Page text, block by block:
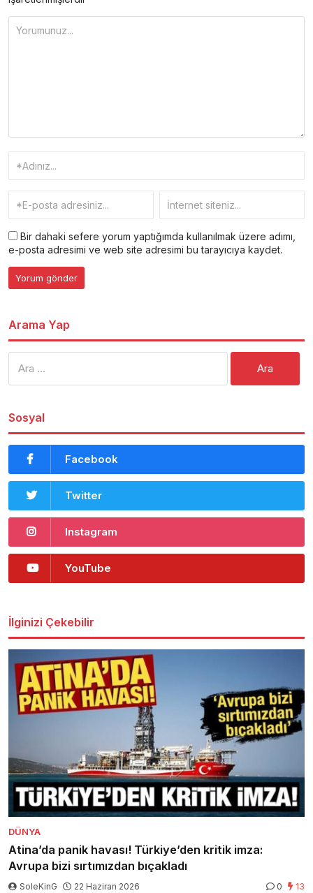
Bir dahaki sefere yorum yaptığımda kullanılmak üzere adımı,
e-posta adresimi ve web site adresimi bu tarayıcıya kaydet.
Arama Yap
Sosyal
Facebook
Twitter
Instagram
YouTube
İlginizi Çekebilir
DÜNYA
Atina’da panik havası! Türkiye’den kritik imza:
Avrupa bizi sırtımızdan bıçakladı
SoleKinG 22 Haziran 2026 0 13